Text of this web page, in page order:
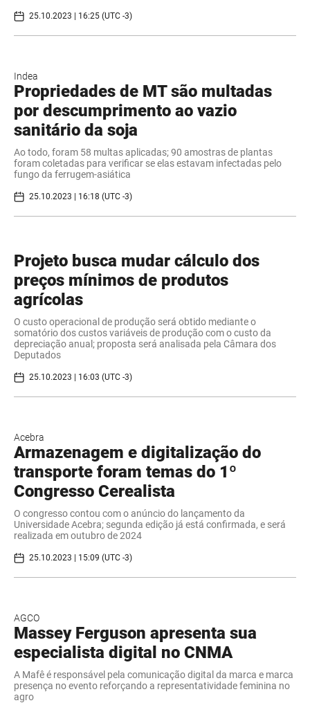
25.10.2023 | 16:25 (UTC -3)
Indea
Propriedades de MT são multadas
por descumprimento ao vazio
sanitário da soja
Ao todo, foram 58 multas aplicadas; 90 amostras de plantas
foram coletadas para verificar se elas estavam infectadas pelo
fungo da ferrugem-asiática
25.10.2023 | 16:18 (UTC -3)
Projeto busca mudar cálculo dos
preços mínimos de produtos
agrícolas
O custo operacional de produção será obtido mediante o
somatório dos custos variáveis de produção com o custo da
depreciação anual; proposta será analisada pela Câmara dos
Deputados
25.10.2023 | 16:03 (UTC -3)
Acebra
Armazenagem e digitalização do
transporte foram temas do 1º
Congresso Cerealista
O congresso contou com o anúncio do lançamento da
Universidade Acebra; segunda edição já está confirmada, e será
realizada em outubro de 2024
25.10.2023 | 15:09 (UTC -3)
AGCO
Massey Ferguson apresenta sua
especialista digital no CNMA
A Mafê é responsável pela comunicação digital da marca e marca
presença no evento reforçando a representatividade feminina no
agro